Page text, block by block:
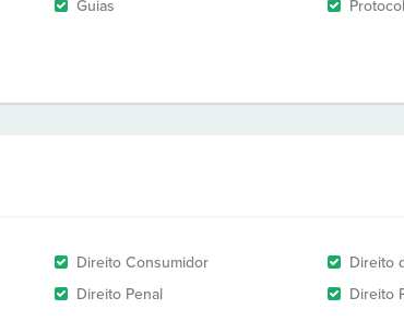
Guias
Direito Consumidor
Direito
Direito Penal Direito